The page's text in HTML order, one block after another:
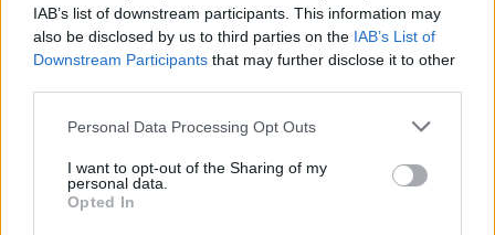
IAB’s list of downstream participants. This information may
also be disclosed by us to third parties on the IAB’s List of
Downstream Participants that may further disclose it to other
Please note that this website/app uses one or more Google
not limited to your visit or usage behaviour. You may click to
grant or deny consent to Google and its third-party tags to
use your data for below specified purposes in below Google
Personal Data Processing Opt Outs
I want to opt-out of the Sharing of my
personal data.
Opted In